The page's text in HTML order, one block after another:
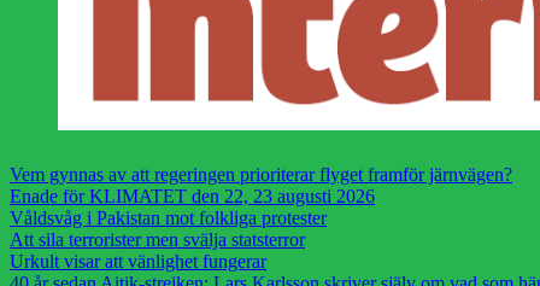
Vem gynnas av att regeringen prioriterar flyget framför järnvägen?
Enade för KLIMATET den 22, 23 augusti 2026
Våldsvåg i Pakistan mot folkliga protester
Att sila terrorister men svälja statsterror
Urkult visar att vänlighet fungerar